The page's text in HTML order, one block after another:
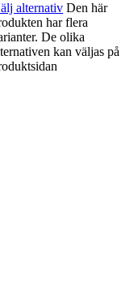
alternativ Den här
har flera
De olika
kan väljas på